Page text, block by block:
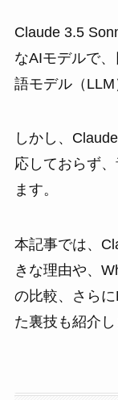
Claude 3.5
なAIモデルで
語モデル（LLM
しかし、
応しておらず
ます。
本記事では、
きな理由や、
の比較、さら
た裏技も紹介し